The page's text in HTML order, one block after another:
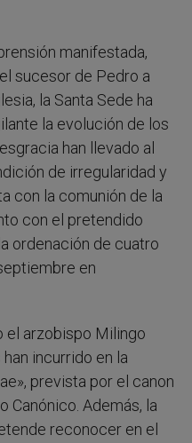
manifestada,
sucesor de Pedro a
la Santa Sede ha
la evolución de los
han llevado al
de irregularidad y
con la comunión de la
con el pretendido
ordenación de cuatro
en
el arzobispo Milingo
incurrido en la
prevista por el canon
Canónico. Además, la
reconocer en el